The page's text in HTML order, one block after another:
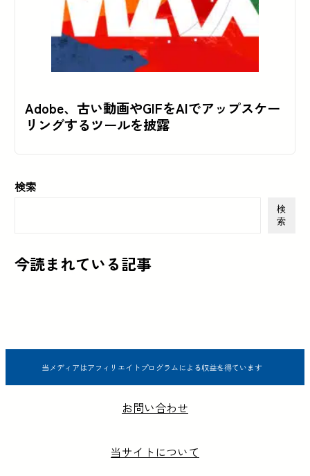
Adobe、古い動画やGIFをAIでアップスケー
リングするツールを披露
検索
検
索
今読まれている記事
当メディアはアフィリエイトプログラムによる収益を得ています
お問い合わせ
当サイトについて